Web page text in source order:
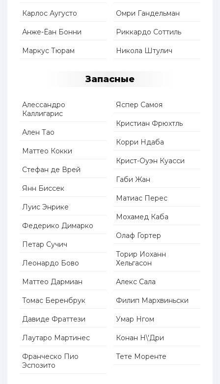
Карлос Аугусто
Анже-Ёан Бонни
Маркус Тюрам
Омри Гандельман
Риккардо Соттиль
Никола Штулич
Запасные
Алессандро
Каллигарис
Ален Тао
Маттео Кокки
Стефан де Врей
Янн Биссек
Луис Энрике
Федерико Димарко
Петар Сучич
Леонардо Бово
Маттео Дармиан
Томас Беренбрук
Давиде Фраттези
Лаутаро Мартинес
Франческо Пио
Эспозито
Яспер Самоя
Кристиан Фрюхтль
Корри Ндаба
Крист-Оуэн Куасси
Габи Жан
Матиас Перес
Мохамед Каба
Олаф Гортер
Торир Иоханн
Хельгасон
Алекс Сала
Филип Мархвиньски
Умар Нгом
Конан Н\'Дри
Тете Моренте